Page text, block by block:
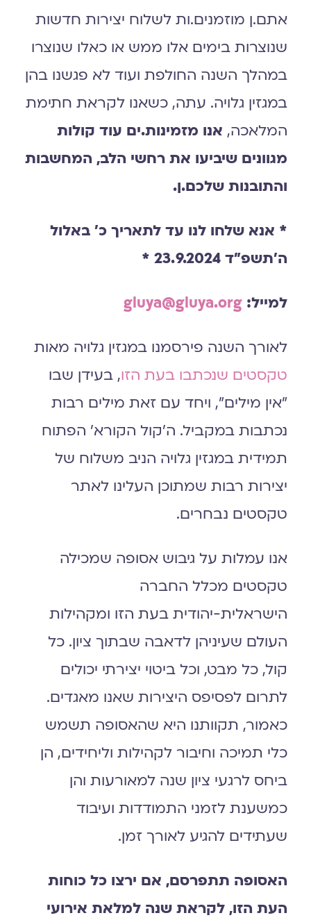
אתם.ן מוזמנים.ות לשלוח יצירות חדשות
שנוצרות בימים אלו ממש או כאלו שנוצרו
במהלך השנה החולפת ועוד לא פגשנו בהן
במגזין גלויה. עתה, כשאנו לקראת חתימת
המלאכה, אנו מזמינות.ים עוד קולות
מגוונים שיביעו את רחשי הלב, המחשבות
והתובנות שלכם.ן.
* אנא שלחו לנו עד לתאריך כ׳ באלול
ה׳תשפ״ד 23.9.2024 *
למייל: gluya@gluya.org
לאורך השנה פירסמנו במגזין גלויה מאות
טקסטים שנכתבו בעת הזו, בעידן שבו
״אין מילים״, ויחד עם זאת מילים רבות
נכתבות במקביל. ה׳קול הקורא׳ הפתוח
תמידית במגזין גלויה הניב משלוח של
יצירות רבות שמתוכן העלינו לאתר
טקסטים נבחרים.
אנו עמלות על גיבוש אסופה שמכילה
טקסטים מכלל החברה
הישראלית-יהודית בעת הזו ומקהילות
העולם שעיניהן לדאבה שבתוך ציון. כל
קול, כל מבט, וכל ביטוי יצירתי יכולים
לתרום לפסיפס היצירות שאנו מאגדים.
כאמור, תקוותנו היא שהאסופה תשמש
כלי תמיכה וחיבור לקהילות וליחידים, הן
ביחס לרגעי ציון שנה למאורעות והן
כמשענת לזמני התמודדות ועיבוד
שעתידים להגיע לאורך זמן.
האסופה תתפרסם, אם ירצו כל כוחות
העת הזו, לקראת שנה למלאת אירועי